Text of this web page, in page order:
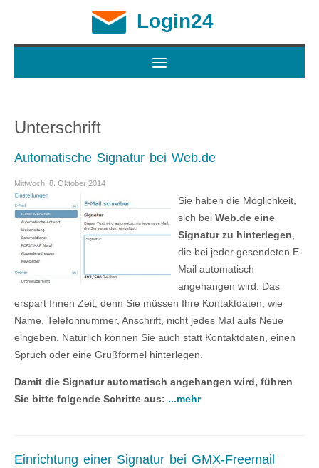
Login24
Unterschrift
Automatische Signatur bei Web.de
Mittwoch, 8. Oktober 2014
Sie haben die Möglichkeit,
sich bei Web.de eine
Signatur zu hinterlegen
die bei jeder gesendeten E-
Mail automatisch
angehangen wird. Das
erspart Ihnen Zeit, denn Sie müssen Ihre Kontaktdaten, wie
Name, Telefonnummer, Anschrift, nicht jedes Mal aufs Neue
eingeben. Natürlich können Sie auch statt Kontaktdaten, einen
Spruch oder eine Grußformel hinterlegen.
Damit die Signatur automatisch angehangen wird, führen
Sie bitte folgende Schritte aus: ...mehr
Einrichtung einer Signatur bei GMX-Freemail